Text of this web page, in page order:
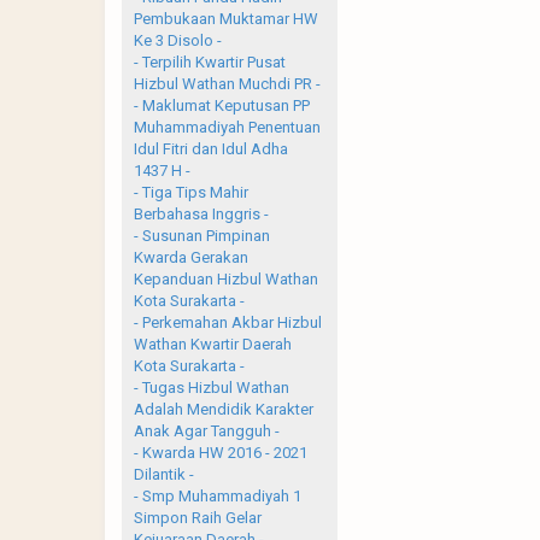
Pembukaan Muktamar HW
Ke 3 Disolo -
- Terpilih Kwartir Pusat
Hizbul Wathan Muchdi PR -
- Maklumat Keputusan PP
Muhammadiyah Penentuan
Idul Fitri dan Idul Adha
1437 H -
- Tiga Tips Mahir
Berbahasa Inggris -
- Susunan Pimpinan
Kwarda Gerakan
Kepanduan Hizbul Wathan
Kota Surakarta -
- Perkemahan Akbar Hizbul
Wathan Kwartir Daerah
Kota Surakarta -
- Tugas Hizbul Wathan
Adalah Mendidik Karakter
Anak Agar Tangguh -
- Kwarda HW 2016 - 2021
Dilantik -
- Smp Muhammadiyah 1
Simpon Raih Gelar